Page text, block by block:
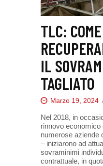
TG CUB
INTERNAZIONALE
RASSEGNA STAMPA
TLC: COME
IL
TAGLIATO
Marzo 19, 2024
Nel 2018, in
rinnovo economico
numerose aziende
– iniziarono ad
sovraminimi
contrattuale, in